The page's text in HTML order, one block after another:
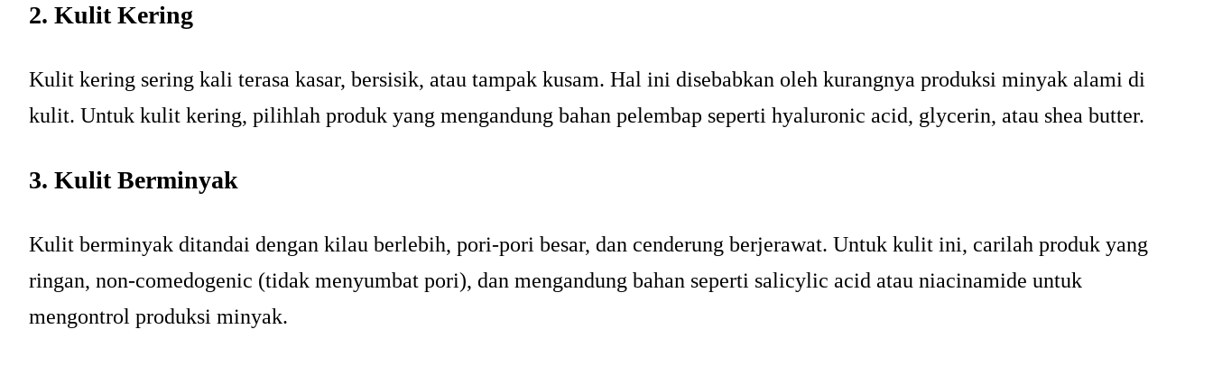
2. Kulit Kering
Kulit kering sering kali terasa kasar, bersisik, atau tampak kusam. Hal ini disebabkan oleh kurangnya produksi minyak alami di
kulit. Untuk kulit kering, pilihlah produk yang mengandung bahan pelembap seperti hyaluronic acid, glycerin, atau shea butter.
3. Kulit Berminyak
Kulit berminyak ditandai dengan kilau berlebih, pori-pori besar, dan cenderung berjerawat. Untuk kulit ini, carilah produk yang
ringan, non-comedogenic (tidak menyumbat pori), dan mengandung bahan seperti salicylic acid atau niacinamide untuk
mengontrol produksi minyak.